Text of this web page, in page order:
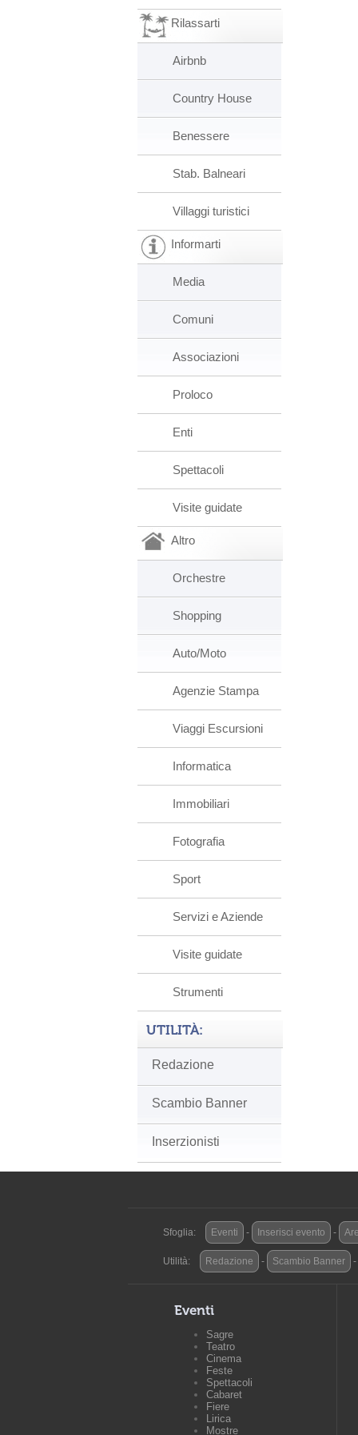
Rilassarti
Airbnb
Country House
Benessere
Stab. Balneari
Villaggi turistici
Informarti
Media
Comuni
Associazioni
Proloco
Enti
Spettacoli
Visite guidate
Altro
Orchestre
Shopping
Auto/Moto
Agenzie Stampa
Viaggi Escursioni
Informatica
Immobiliari
Fotografia
Sport
Servizi e Aziende
Visite guidate
Strumenti
UTILITÀ:
Redazione
Scambio Banner
Inserzionisti
Sfoglia: Eventi - Inserisci evento -
Utilità: Redazione - Scambio Banner -
Eventi
Sagre
Teatro
Cinema
Feste
Spettacoli
Cabaret
Fiere
Lirica
Mostre